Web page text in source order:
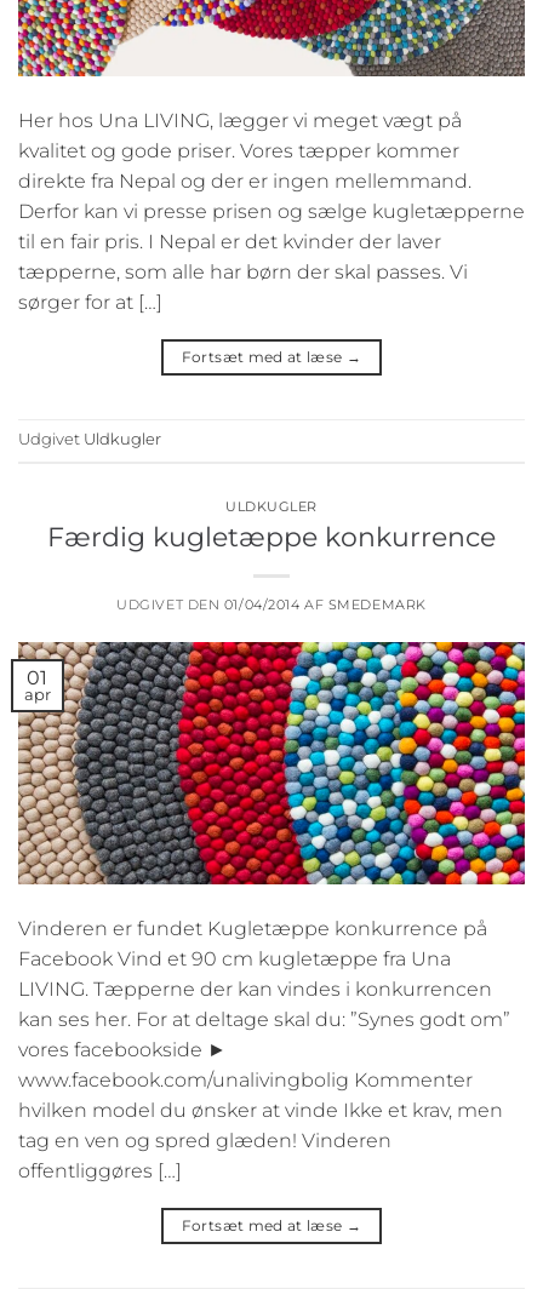
Her hos Una LIVING, lægger vi meget vægt på
kvalitet og gode priser. Vores tæpper kommer
direkte fra Nepal og der er ingen mellemmand.
Derfor kan vi presse prisen og sælge kugletæpperne
til en fair pris. I Nepal er det kvinder der laver
tæpperne, som alle har børn der skal passes. Vi
sørger for at […]
Fortsæt med at læse →
Udgivet Uldkugler
ULDKUGLER
Færdig kugletæppe konkurrence
UDGIVET DEN 01/04/2014 AF SMEDEMARK
01
apr
Vinderen er fundet Kugletæppe konkurrence på
Facebook Vind et 90 cm kugletæppe fra Una
LIVING. Tæpperne der kan vindes i konkurrencen
kan ses her. For at deltage skal du: ”Synes godt om”
vores facebookside ►
www.facebook.com/unalivingbolig Kommenter
hvilken model du ønsker at vinde Ikke et krav, men
tag en ven og spred glæden! Vinderen
offentliggøres […]
Fortsæt med at læse →